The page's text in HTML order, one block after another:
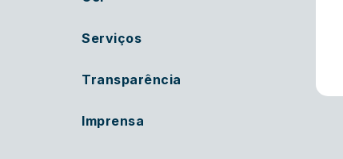
Serviços
Transparência
Imprensa